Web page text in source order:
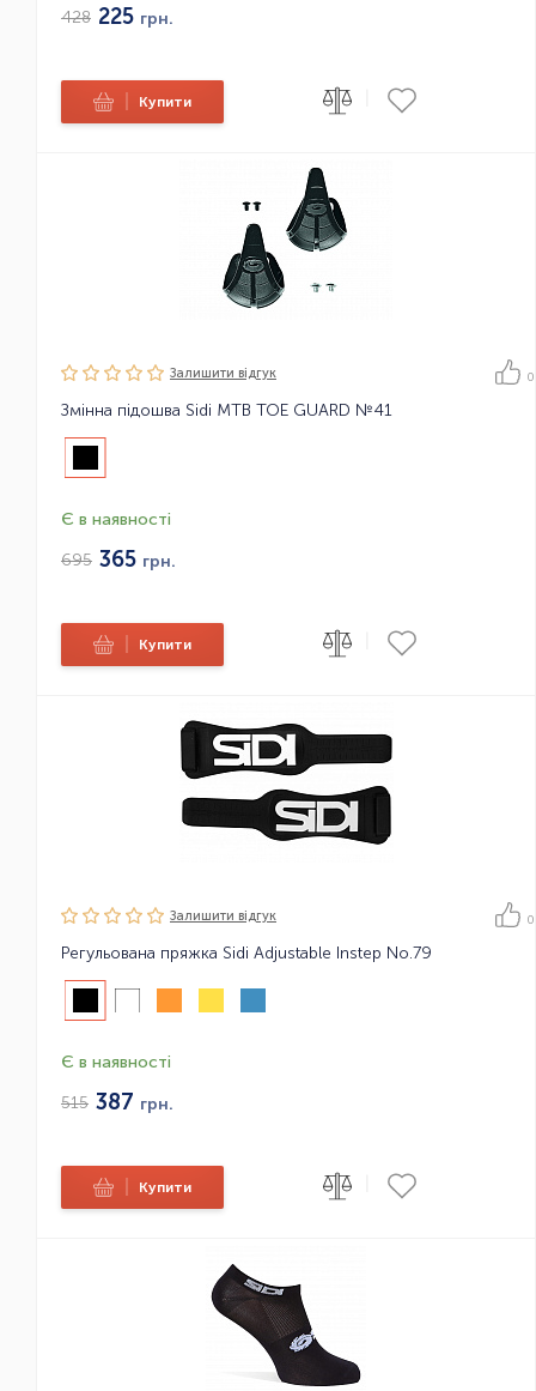
428 225 грн.
Купити
Залишити вiдгук 0
Змінна підошва Sidi MTB TOE GUARD №41
Є в наявності
695 365 грн.
Купити
Залишити вiдгук 0
Регульована пряжка Sidi Adjustable Instep No.79
Є в наявності
515 387 грн.
Купити